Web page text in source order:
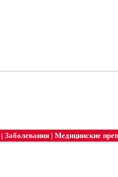
| Заболевания | Медицинские